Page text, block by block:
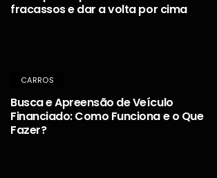
fracassos e dar a volta por cima
CARROS
Busca e Apreensão de Veículo
Financiado: Como Funciona e o Que
Fazer?